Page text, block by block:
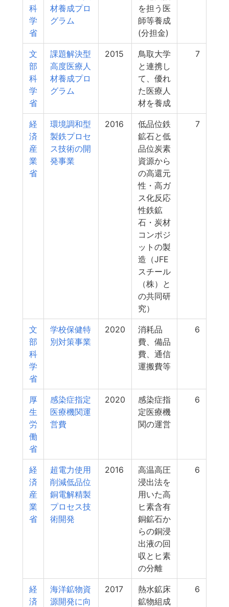
科
学
省
材養成プロ
グラム
を担う医
師等養成
(分担金)
文
部
科
学
省
課題解決型
高度医療人
材養成プロ
グラム
2015
鳥取大学
と連携し
て、優れ
た医療人
材を養成
7
経
済
産
業
省
環境調和型
製鉄プロセ
ス技術の開
発事業
2016
低品位鉄
鉱石と低
品位炭素
資源から
の高還元
性・高ガ
ス化反応
性鉄鉱
石・炭材
コンポジ
ットの製
造（JFE
スチール
（株）と
の共同研
究）
7
文
部
科
学
省
学校保健特
別対策事業
2020
消耗品
費、備品
費、通信
運搬費等
6
厚
生
労
働
省
感染症指定
医療機関運
営費
2020
感染症指
定医療機
関の運営
6
経
済
産
業
省
超電力使用
削減低品位
銅電解精製
プロセス技
術開発
2016
高温高圧
浸出法を
用いた高
ヒ素含有
銅鉱石か
らの銅浸
出液の回
収とヒ素
の分離
6
経
済
海洋鉱物資
源開発に向
2017
熱水鉱床
鉱物組成
6